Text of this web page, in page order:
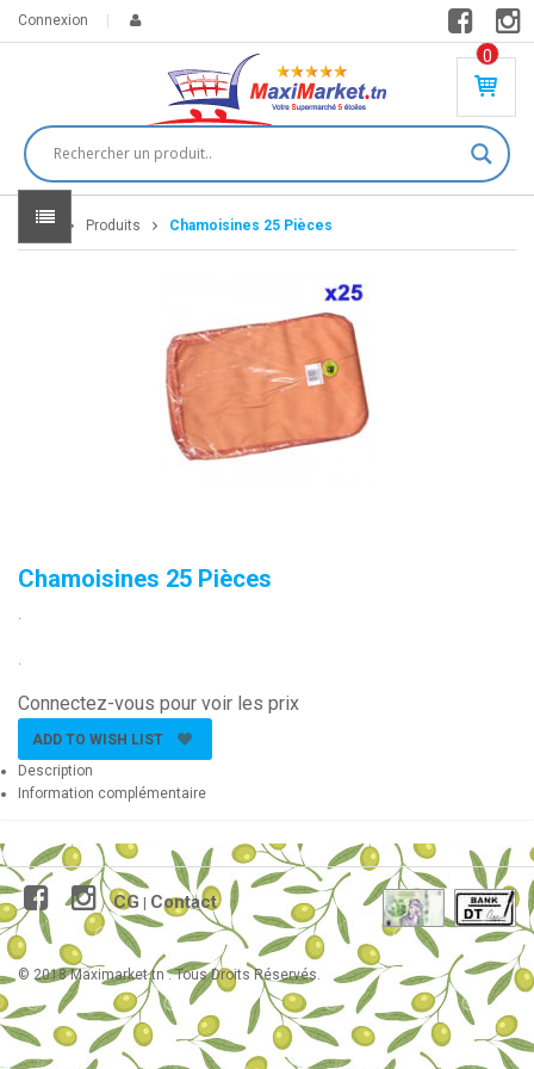
Connexion
0
PR
DU
IT(
S)
Home Produits Chamoisines 25 Pièces
Chamoisines 25 Pièces
.
.
Connectez-vous pour voir les prix
ADD TO WISH LIST
Description
Information complémentaire
CG Contact
© 2018 Maximarket.tn . Tous Droits Réservés.